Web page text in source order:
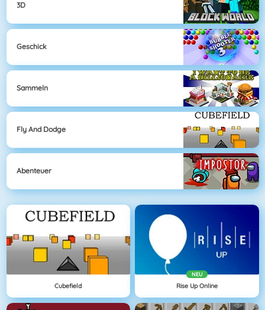
3D
Geschick
Sammeln
Fly And Dodge
Abenteuer
Cubefield
NEU
Rise Up Online